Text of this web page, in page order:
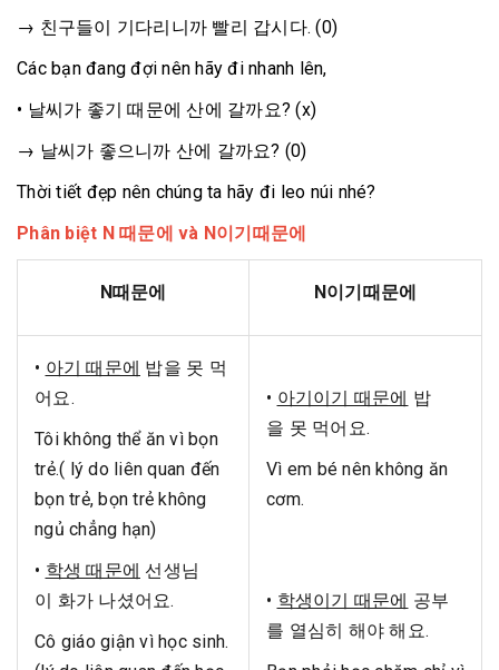
→ 친구들이 기다리니까 빨리 갑시다. (0)
Các bạn đang đợi nên hãy đi nhanh lên,
• 날씨가 좋기 때문에 산에 갈까요? (x)
→ 날씨가 좋으니까 산에 갈까요? (0)
Thời tiết đẹp nên chúng ta hãy đi leo núi nhé?
Phân biệt N 때문에 và N이기때문에
N때문에 N이기때문에
• 아기 때문에 밥을 못 먹
어요.
Tôi không thể ăn vì bọn
trẻ.( lý do liên quan đến
bọn trẻ, bọn trẻ không
ngủ chẳng hạn)
• 학생 때문에 선생님
이 화가 나셨어요.
Cô giáo giận vì học sinh.
• 아기이기 때문에 밥
을 못 먹어요.
Vì em bé nên không ăn
cơm.
• 학생이기 때문에 공부
를 열심히 해야 해요.